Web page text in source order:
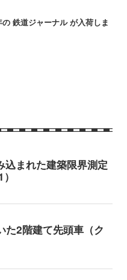
鉄道ジャーナル が入荷しま